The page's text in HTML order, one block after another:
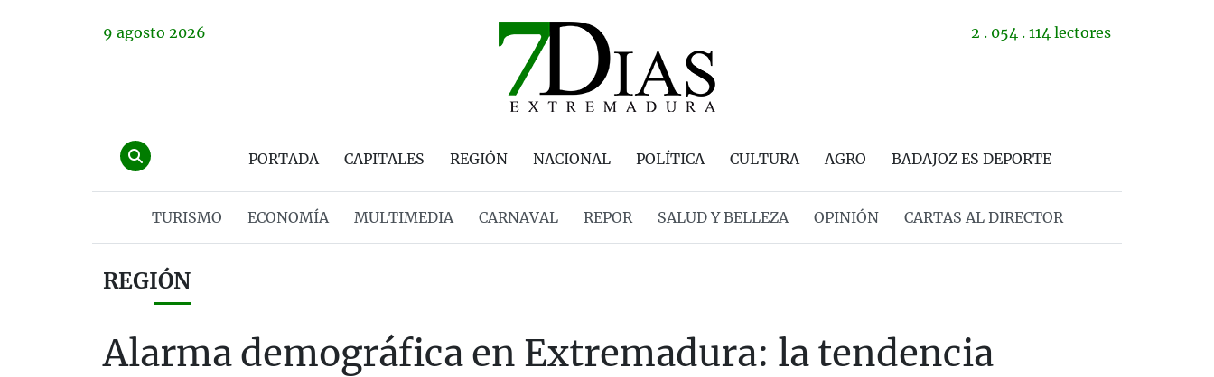
9 agosto 2026 2 . 054 . 114 lectores
PORTADA CAPITALES REGIÓN NACIONAL POLÍTICA CULTURA AGRO BADAJOZ ES DEPORTE
TURISMO ECONOMÍA MULTIMEDIA CARNAVAL REPOR SALUD Y BELLEZA OPINIÓN CARTAS AL DIRECTOR
REGIÓN
Alarma demográfica en Extremadura: la tendencia